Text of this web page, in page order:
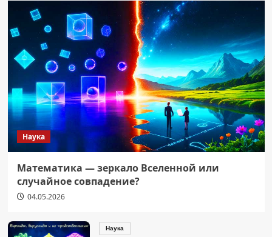
Наука
Математика — зеркало Вселенной или
случайное совпадение?
04.05.2026
Наука